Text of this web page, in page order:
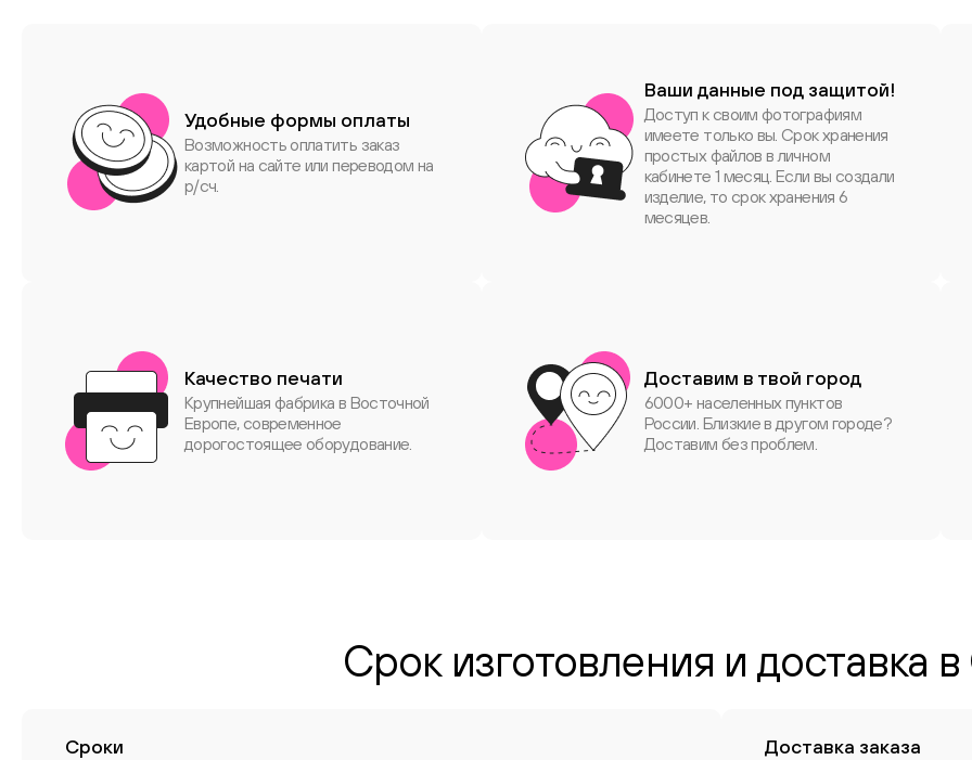
Удобные формы оплаты
Возможность оплатить заказ
картой на сайте или переводом на
р/сч.
Ваши данные под защитой!
Доступ к своим фотографиям
имеете только вы. Срок хранения
простых файлов в личном
кабинете 1 месяц. Если вы создали
изделие, то срок хранения 6
месяцев.
Качество печати
Крупнейшая фабрика в Восточной
Европе, современное
дорогостоящее оборудование.
Доставим в твой город
6000+ населенных пунктов
России. Близкие в другом городе?
Доставим без проблем.
Срок изготовления и доставка
Сроки Доставка заказа